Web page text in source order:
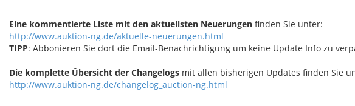
Eine kommentierte Liste mit den aktuellsten Neuerungen finden Sie unter:
http://www.auktion-ng.de/aktuelle-neuerungen.html
TIPP: Abbonieren Sie dort die Email-Benachrichtigung um keine Update Info zu
Die komplette Übersicht der Changelogs mit allen bisherigen Updates finden Sie
http://www.auktion-ng.de/changelog_auction-ng.html